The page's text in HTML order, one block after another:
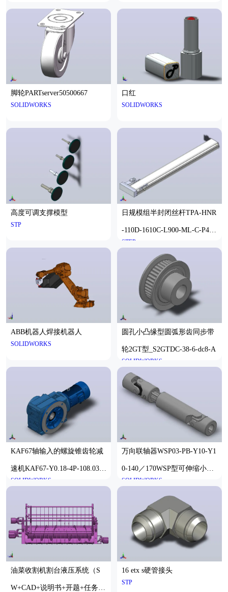
脚轮PARTserver50500667
SOLIDWORKS
口红
SOLIDWORKS
高度可调支撑模型
STP
日规模组半封闭丝杆TPA-HNR
-110D-1610C-L900-ML-C-P40-
N3
STEP
ABB机器人焊接机器人
SOLIDWORKS
圆孔小凸缘型圆弧形齿同步带
轮2GT型_S2GTDC-38-6-dc8-A
SOLIDWORKS
KAF67轴输入的螺旋锥齿轮减
速机KAF67-Y0.18-4P-108.03-
M1-0°-A
SOLIDWORKS
万向联轴器WSP03-PB-Y10-Y1
0-140／170WSP型可伸缩小型
十字轴万向联轴器
SOLIDWORKS
油菜收割机割台液压系统（S
W+CAD+说明书+开题+任务
16 etx s硬管接头
STP